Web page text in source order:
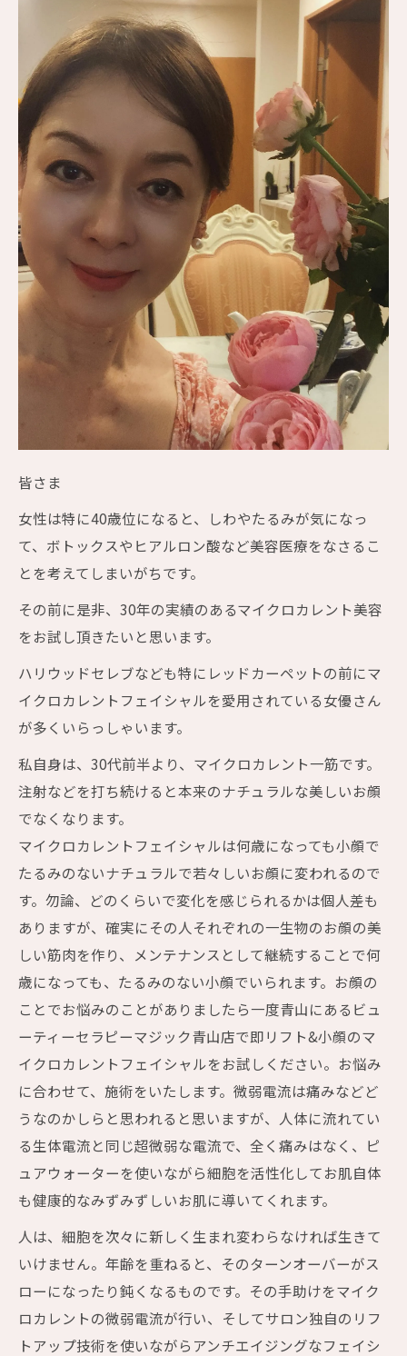
皆さま
女性は特に40歳位になると、しわやたるみが気になっ
て、ボトックスやヒアルロン酸など美容医療をなさるこ
とを考えてしまいがちです。
その前に是非、30年の実績のあるマイクロカレント美容
をお試し頂きたいと思います。
ハリウッドセレブなども特にレッドカーペットの前にマ
イクロカレントフェイシャルを愛用されている女優さん
が多くいらっしゃいます。
私自身は、30代前半より、マイクロカレント一筋です。
注射などを打ち続けると本来のナチュラルな美しいお顔
でなくなります。
マイクロカレントフェイシャルは何歳になっても小顔で
たるみのないナチュラルで若々しいお顔に変われるので
す。勿論、どのくらいで変化を感じられるかは個人差も
ありますが、確実にその人それぞれの一生物のお顔の美
しい筋肉を作り、メンテナンスとして継続することで何
歳になっても、たるみのない小顔でいられます。お顔の
ことでお悩みのことがありましたら一度青山にあるビュ
ーティーセラピーマジック青山店で即リフト&小顔のマ
イクロカレントフェイシャルをお試しください。お悩み
に合わせて、施術をいたします。微弱電流は痛みなどど
うなのかしらと思われると思いますが、人体に流れてい
る生体電流と同じ超微弱な電流で、全く痛みはなく、ピ
ュアウォーターを使いながら細胞を活性化してお肌自体
も健康的なみずみずしいお肌に導いてくれます。
人は、細胞を次々に新しく生まれ変わらなければ生きて
いけません。年齢を重ねると、そのターンオーバーがス
ローになったり鈍くなるものです。その手助けをマイク
ロカレントの微弱電流が行い、そしてサロン独自のリフ
トアップ技術を使いながらアンチエイジングなフェイシ